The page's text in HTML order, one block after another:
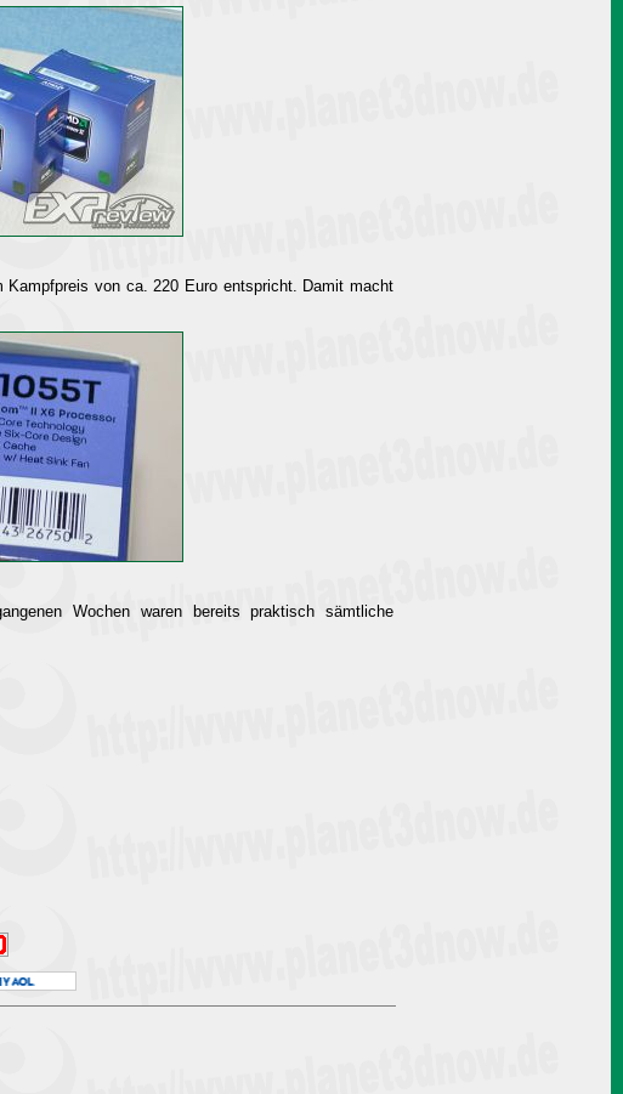
von ca. 220 Euro entspricht. Damit macht
Wochen waren bereits praktisch sämtliche